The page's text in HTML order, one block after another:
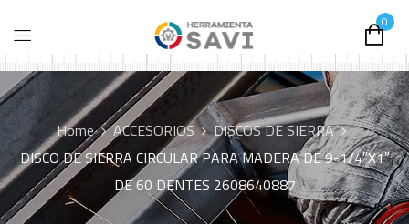
0
Home ACCESORIOS
DISCOS DE SIERRA
DISCO DE SIERRA CIRCULAR PARA MADERA DE 9-1/4″X1″
DE 60 DENTES 2608640887